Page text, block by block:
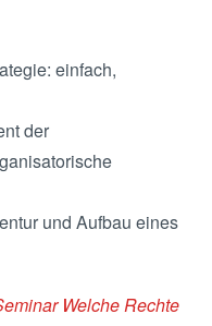
einfach,
der
und Aufbau eines
Welche Rechte